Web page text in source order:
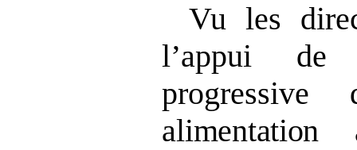
Vu les
l’appui de
progressive